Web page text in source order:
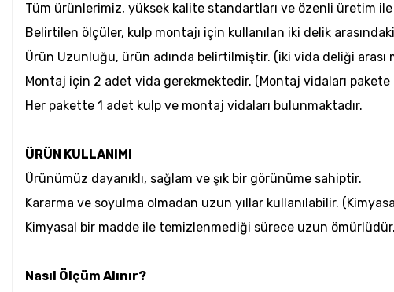
Tüm ürünlerimiz, yüksek kalite standartları ve özenli üretim
Belirtilen ölçüler, kulp montajı için kullanılan iki delik
Ürün Uzunluğu, ürün adında belirtilmiştir. (iki vida deliği arası
Montaj için 2 adet vida gerekmektedir. (Montaj vidaları pakete
Her pakette 1 adet kulp ve montaj vidaları bulunmaktadır.
ÜRÜN KULLANIMI
Ürünümüz dayanıklı, sağlam ve şık bir görünüme sahiptir.
Kararma ve soyulma olmadan uzun yıllar kullanılabilir.
Kimyasal bir madde ile temizlenmediği sürece uzun ömürlüdür.
Nasıl Ölçüm Alınır?